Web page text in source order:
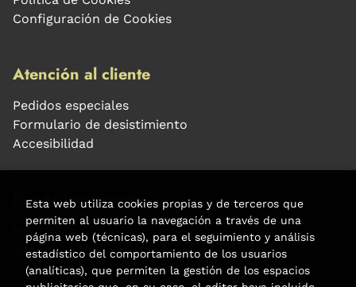
Configuración de Cookies
Atención al cliente
Pedidos especiales
Formulario de desistimiento
Accesibilidad
Puede interesarte
Noticias
Agenda
Esta web utiliza cookies propias y de terceros que
permiten al usuario la navegación a través de una
página web (técnicas), para el seguimiento y análisis
estadístico del comportamiento de los usuarios
(analíticas), que permiten la gestión de los espacios